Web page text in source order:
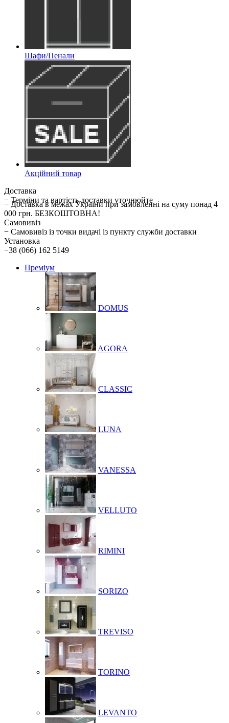
Шафи/Пенали
Акційний товар
Доставка
− Терміни та вартість доставки уточнюйте
− Доставка в межах України при замовленні на суму понад 4
000 грн. БЕЗКОШТОВНА!
Самовивіз
− Самовивіз із точки видачі із пункту служби доставки
Установка
−38 (066) 162 5149
Преміум
DOMUS
AGORA
CLASSIC
LUNA
VANESSA
VELLUTO
RIMINI
SORIZO
TREVISO
TORINO
LEVANTO